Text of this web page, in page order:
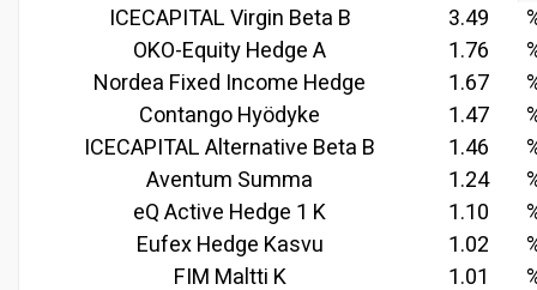
ICECAPITAL Virgin Beta B
3.49
OKO-Equity Hedge A
1.76
Nordea Fixed Income Hedge
1.67
Contango Hyödyke
1.47
ICECAPITAL Alternative Beta B
1.46
Aventum Summa
1.24
eQ Active Hedge 1 K
1.10
Eufex Hedge Kasvu
1.02
FIM Maltti K
1.01